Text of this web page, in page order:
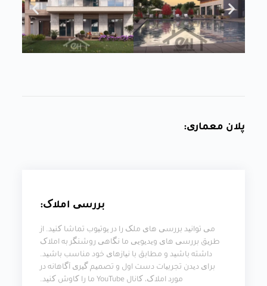
پلان معماری:
بررسی املاک:
می توانید بررسی های ملک را در یوتیوب تماشا کنید. از
طریق بررسی های ویدیویی ما نگاهی روشنگر به املاک
داشته باشید و مطابق با نیازهای خود مناسب باشید.
برای دیدن تجربیات دست اول و تصمیم گیری آگاهانه در
مورد املاک، کانال YouTube ما را کاوش کنید.